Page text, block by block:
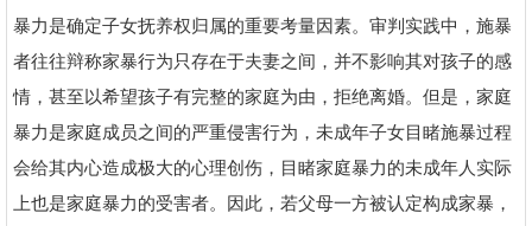
暴力是确定子女抚养权归属的重要考量因素。审判实践中，施暴
者往往辩称家暴行为只存在于夫妻之间，并不影响其对孩子的感
情，甚至以希望孩子有完整的家庭为由，拒绝离婚。但是，家庭
暴力是家庭成员之间的严重侵害行为，未成年子女目睹施暴过程
会给其内心造成极大的心理创伤，目睹家庭暴力的未成年人实际
上也是家庭暴力的受害者。因此，若父母一方被认定构成家暴，